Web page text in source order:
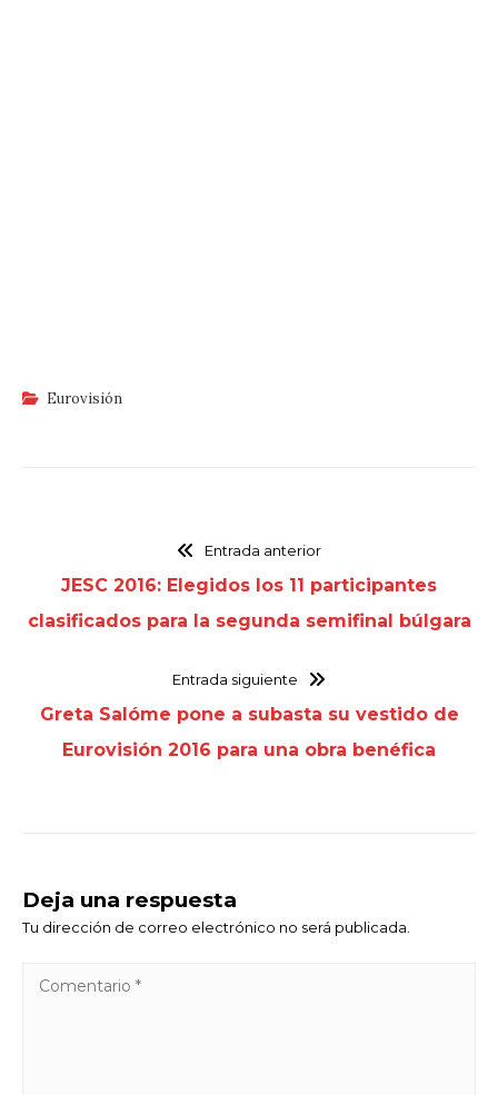
Eurovisión
Entrada anterior
JESC 2016: Elegidos los 11 participantes
clasificados para la segunda semifinal búlgara
Entrada siguiente
Greta Salóme pone a subasta su vestido de
Eurovisión 2016 para una obra benéfica
Deja una respuesta
Tu dirección de correo electrónico no será publicada.